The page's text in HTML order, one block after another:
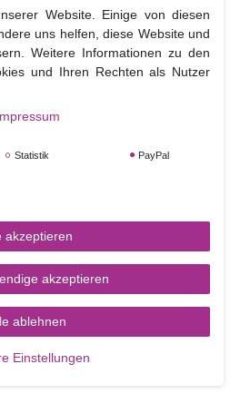
75 mm
Website. Einige von diesen
uns helfen, diese Website und
Weitere Informationen zu den
und Ihren Rechten als Nutzer
Statistik PayPal
akzeptieren
akzeptieren
ablehnen
Einstellungen